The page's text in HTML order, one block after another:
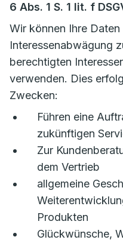
6 Abs. 1 S. 1 lit. f
Wir können Ihre
Interessenabwägung
berechtigten
verwenden. Dies
Zwecken:
Führen eine
zukünftigen
Zur
dem Vertrieb
allgemeine
Produkten
Glückwünsche,